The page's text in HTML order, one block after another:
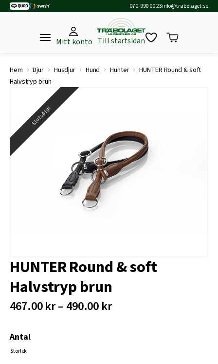
070-990 00 23info@trabolaget.se
Mitt konto Till startsidan
Hem › Djur › Husdjur › Hund › Hunter › HUNTER Round & soft
Halvstryp brun
Slutsåld!
HUNTER Round & soft
Halvstryp brun
467.00 kr – 490.00 kr
Antal
Storlek